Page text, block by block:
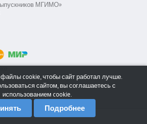
МГИМО»
cookie, чтобы сайт работал лучше.
сайтом, вы соглашаетесь с
использованием cookie.
Подробнее